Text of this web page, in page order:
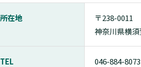
所在地
〒238-0011
神奈川県横
TEL 046-884-8073